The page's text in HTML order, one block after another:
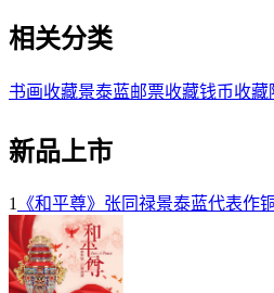
相关分类
书画收藏景泰蓝邮票收藏钱币收藏
新品上市
1 《和平尊》张同禄景泰蓝代表作